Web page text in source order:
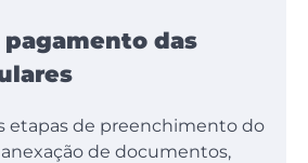
das
etapas de preenchimento do
de documentos,